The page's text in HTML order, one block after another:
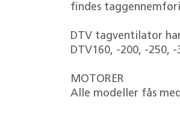
findes
DTV tagventilator
DTV160, -200, -250,
MOTORER
Alle modeller fås